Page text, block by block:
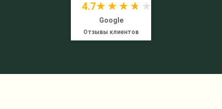
4.7★★★★★
★★★★★
Google
Отзывы клиентов